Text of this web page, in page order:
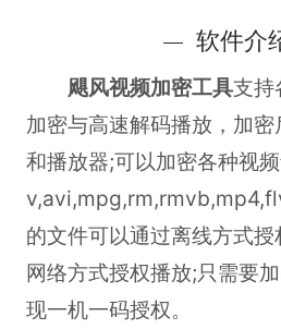
软件介
飓风视频加密工具支持
加密与高速解码播放，加
和播放器;可以加密各种视
的文件可以通过离线方式
网络方式授权播放;只需要
现一机一码授权。